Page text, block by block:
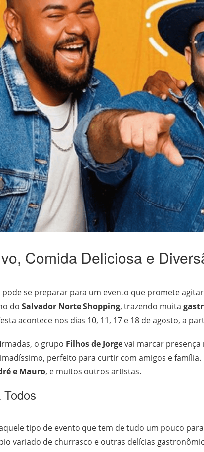
Comida Deliciosa e
pode se preparar para um evento que promete
do Salvador Norte Shopping, trazendo muita
acontece nos dias 10, 11, 17 e 18 de agosto, a
o grupo Filhos de Jorgevai marcar presença
perfeito para curtir com amigos e
e Mauro, e muitos outros artistas.
tipo de evento que tem de tudo um pouco
variado de churrasco e outras delícias